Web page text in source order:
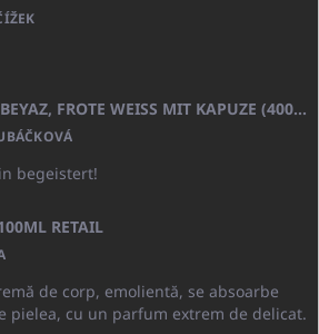
KINDERBADEMANTEL BEYAZ, FROTE WEISS MIT KAPUZE (400GR)
begeistert!
RETAIL
de corp, emolientă, se absoarbe
pielea, cu un parfum extrem de delicat.